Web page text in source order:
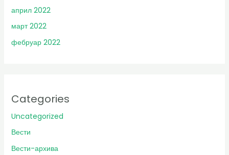
април 2022
март 2022
фебруар 2022
Categories
Uncategorized
Вести
Вести-архива